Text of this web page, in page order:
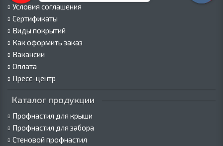
Условия соглашения
Сертификаты
Виды покрытий
Как оформить заказ
Вакансии
Оплата
Пресс-центр
Каталог продукции
Профнастил для крыши
Профнастил для забора
Стеновой профнастил